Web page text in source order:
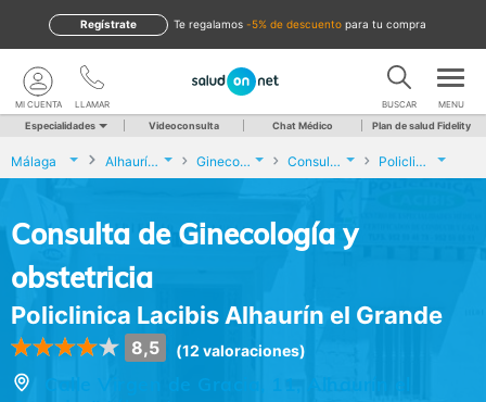
te regalamos -5% de descuento para tu compra
Regístrate
LLAMAR
MI CUENTA BUSCAR MENU
Especialidades Videoconsulta Chat Médico Plan de salud Fidelity
Málaga Alhaurín el Grande Ginecología y Obstetricia Consulta de Ginecología y obstetricia Policlinica Lacibis Alhaurín el Grande
Consulta de Ginecología y
obstetricia
Policlinica Lacibis Alhaurín el Grande
8,5 (12 valoraciones)
Calle Virgen de Gracia, 11, Alhaurín el